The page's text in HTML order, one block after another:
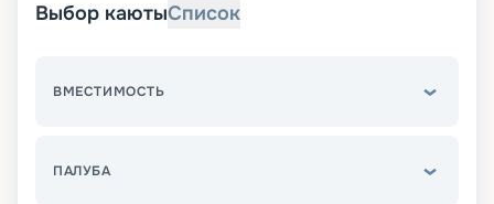
Выбор каютыСписок
ВМЕСТИМОСТЬ
ПАЛУБА